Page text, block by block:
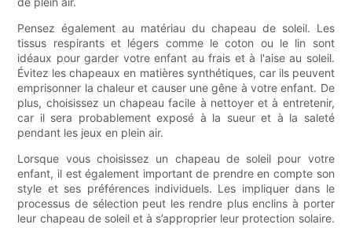
Pensez également au matériau du chapeau de soleil. Les
tissus respirants et légers comme le coton ou le lin sont
idéaux pour garder votre enfant au frais et à l'aise au soleil.
Évitez les chapeaux en matières synthétiques, car ils peuvent
emprisonner la chaleur et causer une gêne à votre enfant. De
plus, choisissez un chapeau facile à nettoyer et à entretenir,
car il sera probablement exposé à la sueur et à la saleté
pendant les jeux en plein air.
Lorsque vous choisissez un chapeau de soleil pour votre
enfant, il est également important de prendre en compte son
style et ses préférences individuels. Les impliquer dans le
processus de sélection peut les rendre plus enclins à porter
leur chapeau de soleil et à s’approprier leur protection solaire.